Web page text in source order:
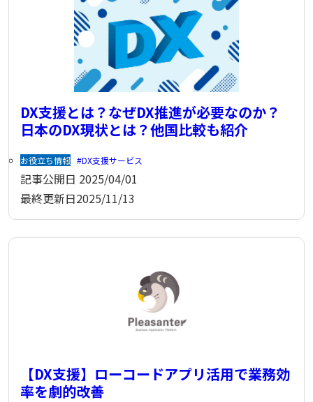
DX支援とは？なぜDX推進が必要なのか？
日本のDX現状とは？他国比較も紹介
お役立ち情報 DX支援サービス
記事公開日 2025/04/01
最終更新日2025/11/13
【DX支援】ローコードアプリ活用で業務効
率を劇的改善